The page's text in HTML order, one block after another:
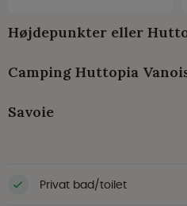
Højdepunkter eller
Camping Huttopia
Savoie
Privat bad/toilet